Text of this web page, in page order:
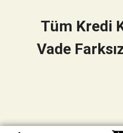
Tüm Kredi
Vade